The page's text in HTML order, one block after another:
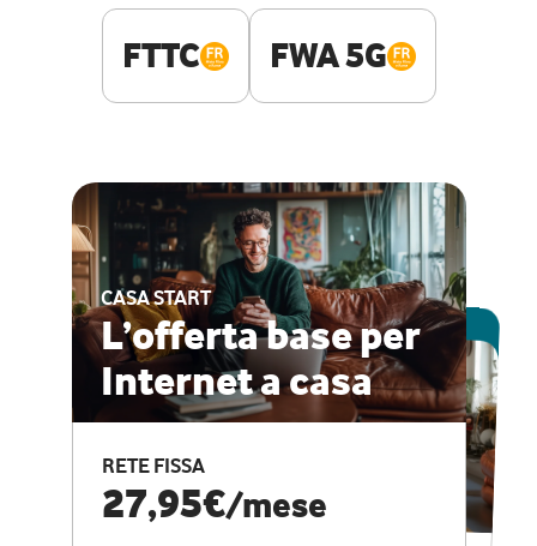
FTTC FWA 5G
CASA START
L’offerta base per
Internet a casa
RETE FISSA
27,95€/mese
ESCLUSIVA ONLINE
CASA PRO
Internet veloce e
vantaggi speciali